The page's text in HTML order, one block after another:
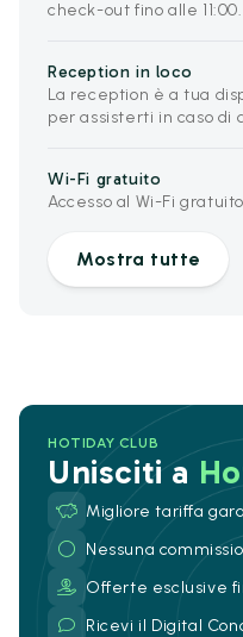
check-out fino alle 11:00.
Reception in loco
La reception è a tua
per assisterti in caso di
Wi-Fi gratuito
Accesso al Wi-Fi
Mostra tutte
HOTIDAY CLUB
Unisciti a
Migliore tariffa
Nessuna
Offerte esclusive
Ricevi il Digital